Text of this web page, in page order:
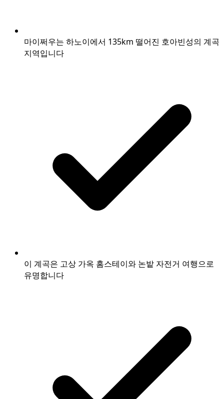
마이쩌우는 하노이에서 135km 떨어진 호아빈성의 계곡
지역입니다
이 계곡은 고상 가옥 홈스테이와 논밭 자전거 여행으로
유명합니다